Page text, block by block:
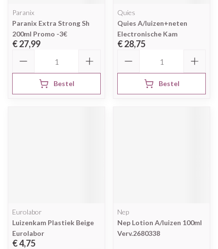
Paranix
Paranix Extra Strong Sh
200ml Promo -3€
€ 27,99
Bestel
Quies
Quies A/luizen+neten
Electronische Kam
€ 28,75
Bestel
Eurolabor
Luizenkam Plastiek Beige
Eurolabor
€ 4,75
Nep
Nep Lotion A/luizen 100ml
Verv.2680338